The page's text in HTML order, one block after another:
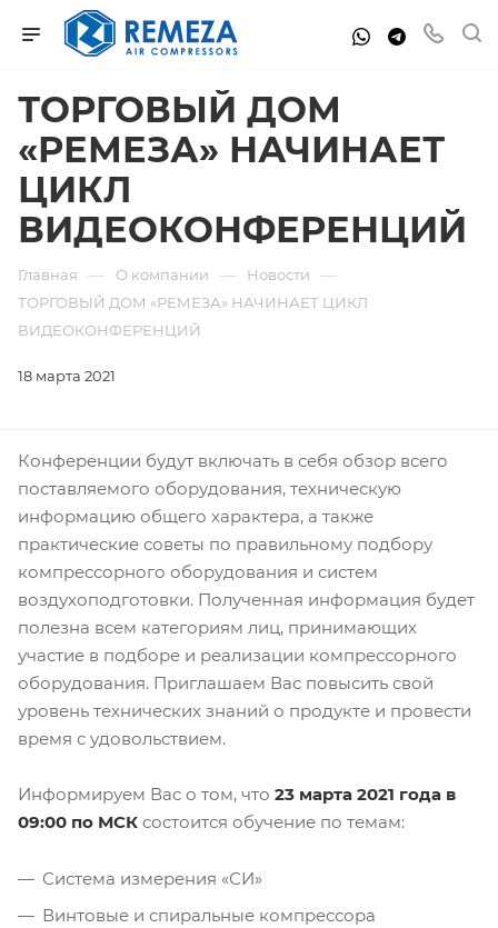
ТОРГОВЫЙ ДОМ
«РЕМЕЗА» НАЧИНАЕТ
ЦИКЛ
ВИДЕОКОНФЕРЕНЦИЙ
Главная — О компании — Новости —
ТОРГОВЫЙ ДОМ «РЕМЕЗА» НАЧИНАЕТ ЦИКЛ
ВИДЕОКОНФЕРЕНЦИЙ
18 марта 2021
Конференции будут включать в себя обзор всего
поставляемого оборудования, техническую
информацию общего характера, а также
практические советы по правильному подбору
компрессорного оборудования и систем
воздухоподготовки. Полученная информация будет
полезна всем категориям лиц, принимающих
участие в подборе и реализации компрессорного
оборудования. Приглашаем Вас повысить свой
уровень технических знаний о продукте и провести
время с удовольствием.
Информируем Вас о том, что 23 марта 2021 года в
09:00 по МСК состоится обучение по темам:
Система измерения «СИ»
Винтовые и спиральные компрессора